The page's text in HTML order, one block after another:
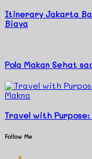
Itinerary Jakarta
Biaya
Pola Makan Sehat
Travel with Purpose:
Follow Me